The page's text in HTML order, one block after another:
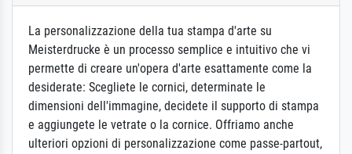
La personalizzazione della tua stampa d'arte su
Meisterdrucke è un processo semplice e intuitivo che vi
permette di creare un'opera d'arte esattamente come la
desiderate: Scegliete le cornici, determinate le
dimensioni dell'immagine, decidete il supporto di stampa
e aggiungete le vetrate o la cornice. Offriamo anche
ulteriori opzioni di personalizzazione come passe-partout,